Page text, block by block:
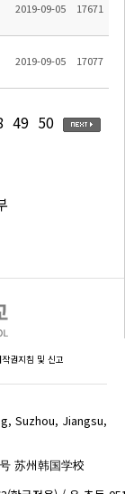
2019-09-05 17671
2019-09-05 17077
49 50
권지침 및 신고
Suzhou, Jiangsu,
苏州韩国学校